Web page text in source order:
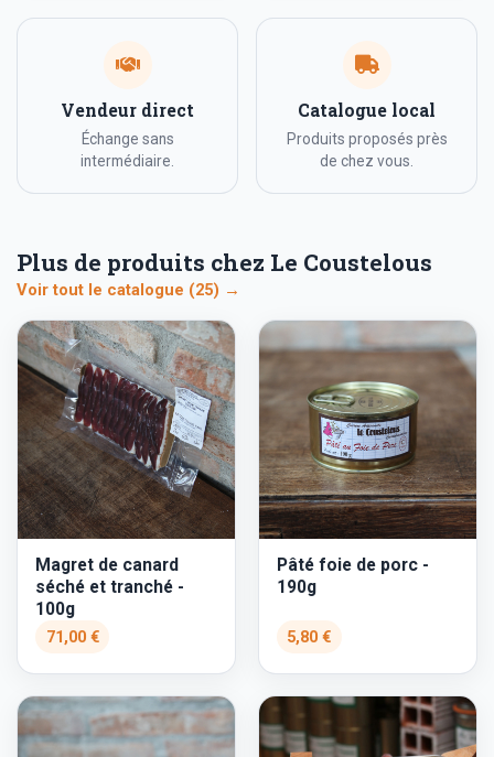
Vendeur direct
Échange sans
intermédiaire.
Catalogue local
Produits proposés près
de chez vous.
Plus de produits chez Le Coustelous
Voir tout le catalogue (25) →
Magret de canard
séché et tranché -
100g
71,00 €
Pâté foie de porc -
190g
5,80 €